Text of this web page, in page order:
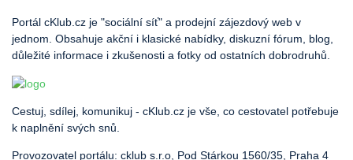
Portál cKlub.cz je "sociální síť" a prodejní zájezdový web v
jednom. Obsahuje akční i klasické nabídky, diskuzní fórum, blog,
důležité informace i zkušenosti a fotky od ostatních dobrodruhů.
Cestuj, sdílej, komunikuj - cKlub.cz je vše, co cestovatel potřebuje
k naplnění svých snů.
Provozovatel portálu: cklub s.r.o, Pod Stárkou 1560/35, Praha 4